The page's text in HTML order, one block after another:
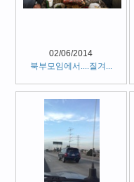
02/06/2014
북부모임에서....질겨...